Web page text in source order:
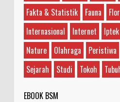
Guru?
Satriani dengan
yang guru dan siapa yang murid?
Fakta & Statistik
Fauna
Internasional
Internet Iptek
Nature
Olahraga Peristiwa
Sejarah
Studi Tokoh
EBOOK BSM